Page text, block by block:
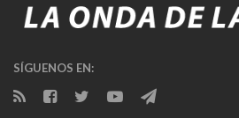
SÍGUENOS EN: